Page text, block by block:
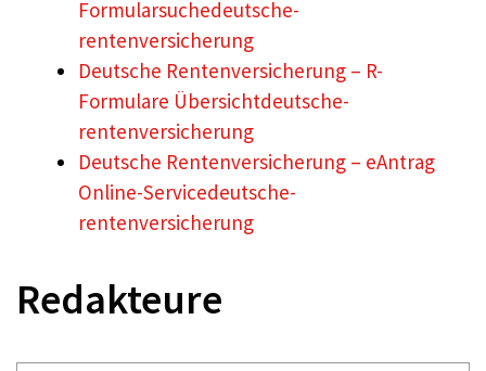
Formularsuchedeutsche-
rentenversicherung
Deutsche Rentenversicherung – R-
Formulare Übersichtdeutsche-
rentenversicherung
Deutsche Rentenversicherung – eAntrag
Online-Servicedeutsche-
rentenversicherung
Redakteure